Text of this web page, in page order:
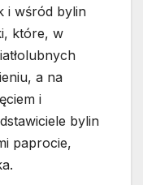
i wśród bylin
które, w
a na
i
bylin
paprocie,